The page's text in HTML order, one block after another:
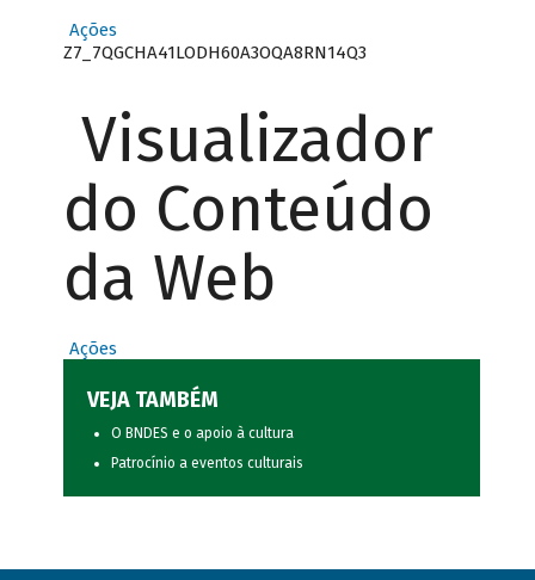
Ações
Z7_7QGCHA41LODH60A3OQA8RN14Q3
Visualizador
do Conteúdo
da Web
Ações
VEJA TAMBÉM
O BNDES e o apoio à cultura
Patrocínio a eventos culturais